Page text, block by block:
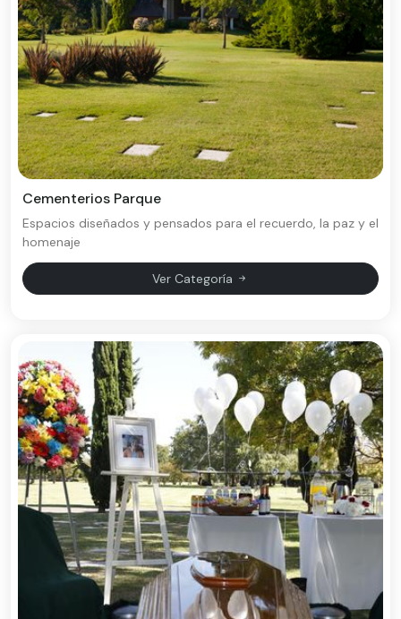
Cementerios Parque
Espacios diseñados y pensados para el recuerdo, la paz y el
homenaje
Ver Categoría